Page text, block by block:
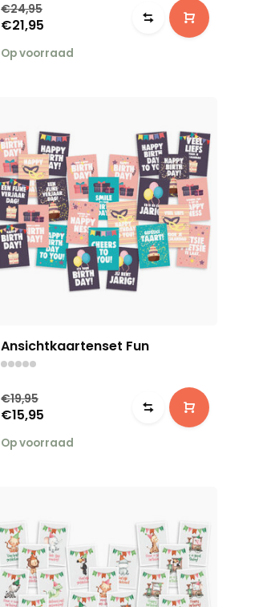
€24,95
€21,95
Op voorraad
Ansichtkaartenset Fun
€19,95
€15,95
Op voorraad